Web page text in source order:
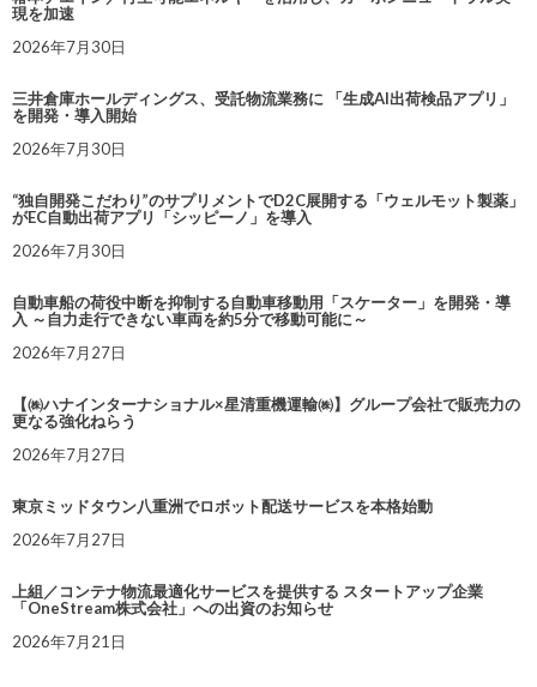
現を加速
2026年7月30日
三井倉庫ホールディングス、受託物流業務に 「生成AI出荷検品アプリ」
を開発・導入開始
2026年7月30日
“独自開発こだわり”のサプリメントでD2C展開する「ウェルモット製薬」
がEC自動出荷アプリ「シッピーノ」を導入
2026年7月30日
自動車船の荷役中断を抑制する自動車移動用「スケーター」を開発・導
入 ～自力走行できない車両を約5分で移動可能に～
2026年7月27日
【㈱ハナインターナショナル×星清重機運輸㈱】グループ会社で販売力の
更なる強化ねらう
2026年7月27日
東京ミッドタウン八重洲でロボット配送サービスを本格始動
2026年7月27日
上組／コンテナ物流最適化サービスを提供する スタートアップ企業
「OneStream株式会社」への出資のお知らせ
2026年7月21日